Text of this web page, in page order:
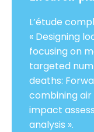
L’étude
« Designing
focusing on
targeted
deaths:
combining
impact
analysis ».